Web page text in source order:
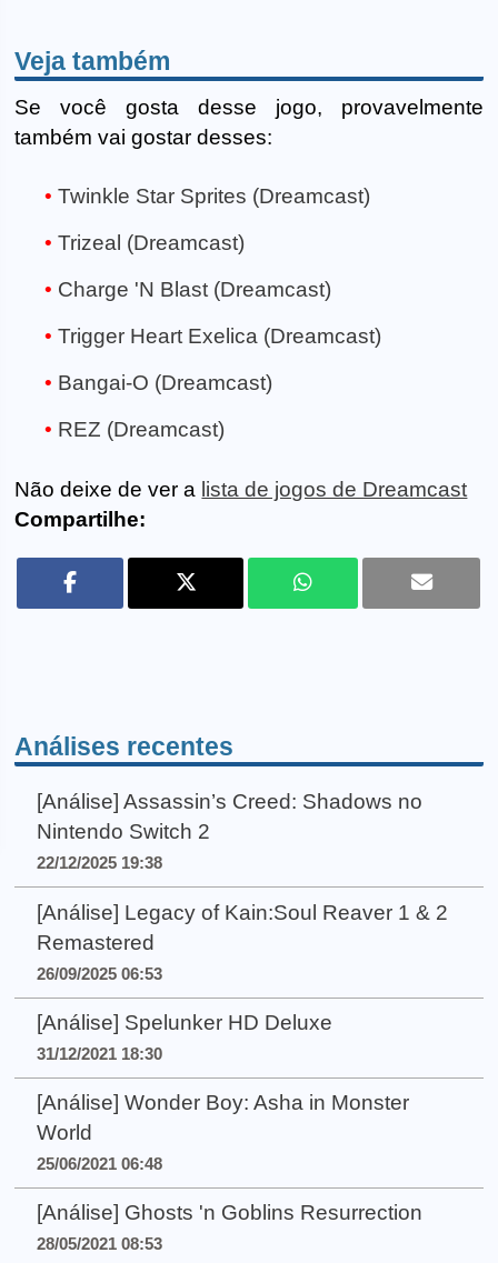
Veja também
Se você gosta desse jogo, provavelmente
também vai gostar desses:
Twinkle Star Sprites (Dreamcast)
Trizeal (Dreamcast)
Charge 'N Blast (Dreamcast)
Trigger Heart Exelica (Dreamcast)
Bangai-O (Dreamcast)
REZ (Dreamcast)
Não deixe de ver a lista de jogos de Dreamcast
Compartilhe:
Análises recentes
[Análise] Assassin’s Creed: Shadows no
Nintendo Switch 2
22/12/2025 19:38
[Análise] Legacy of Kain:Soul Reaver 1 & 2
Remastered
26/09/2025 06:53
[Análise] Spelunker HD Deluxe
31/12/2021 18:30
[Análise] Wonder Boy: Asha in Monster
World
25/06/2021 06:48
[Análise] Ghosts 'n Goblins Resurrection
28/05/2021 08:53